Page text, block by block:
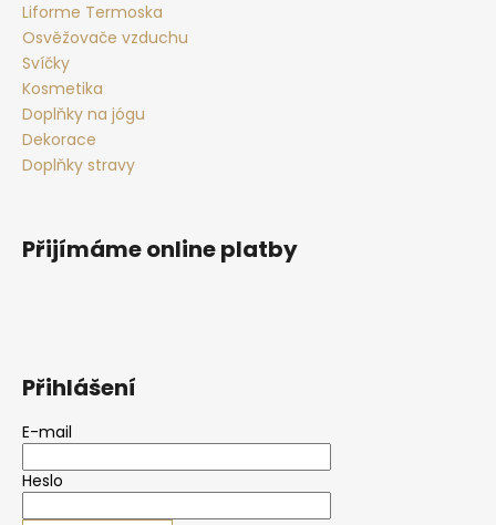
Liforme Termoska
Osvěžovače vzduchu
Svíčky
Kosmetika
Doplňky na jógu
Dekorace
Doplňky stravy
Přijímáme online platby
Přihlášení
E-mail
Heslo